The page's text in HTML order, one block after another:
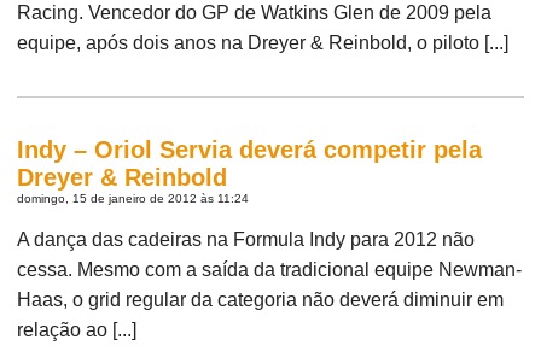
Racing. Vencedor do GP de Watkins Glen de 2009 pela
equipe, após dois anos na Dreyer & Reinbold, o piloto [...]
Indy – Oriol Servia deverá competir pela
Dreyer & Reinbold
domingo, 15 de janeiro de 2012 às 11:24
A dança das cadeiras na Formula Indy para 2012 não
cessa. Mesmo com a saída da tradicional equipe Newman-
Haas, o grid regular da categoria não deverá diminuir em
relação ao [...]